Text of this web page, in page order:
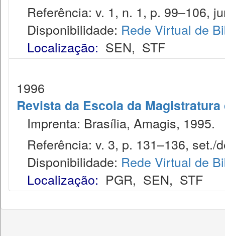
Referência: v. 1, n. 1, p. 99–106,
Disponibilidade: Rede Virtual de
Localização: SEN, STF
1996
Revista da Escola da
Imprenta: Brasília, Amagis, 1995.
Referência: v. 3, p. 131–136, set./
Disponibilidade: Rede Virtual de
Localização: PGR, SEN, STF